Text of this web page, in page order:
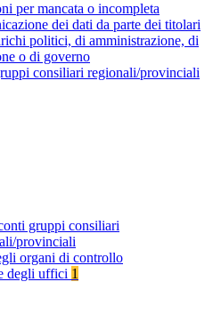
per mancata o incompleta
dei dati da parte dei titolari
politici, di amministrazione, di
o di governo
consiliari regionali/provinciali
gruppi consiliari
provinciali
organi di controllo
degli uffici 1